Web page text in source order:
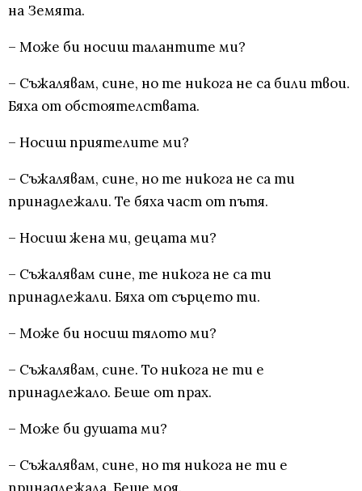
на Земята.
– Може би носиш талантите ми?
– Съжалявам, сине, но те никога не са били твои.
Бяха от обстоятелствата.
– Носиш приятелите ми?
– Съжалявам, сине, но те никога не са ти
принадлежали. Те бяха част от пътя.
– Носиш жена ми, децата ми?
– Съжалявам сине, те никога не са ти
принадлежали. Бяха от сърцето ти.
– Може би носиш тялото ми?
– Съжалявам, сине. То никога не ти е
принадлежало. Беше от прах.
– Може би душата ми?
– Съжалявам, сине, но тя никога не ти е